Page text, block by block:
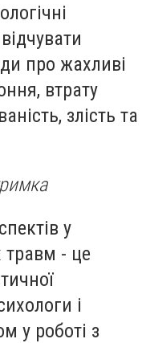
про жахливі
втрату
злість та
у
травм - це
і
у роботі з